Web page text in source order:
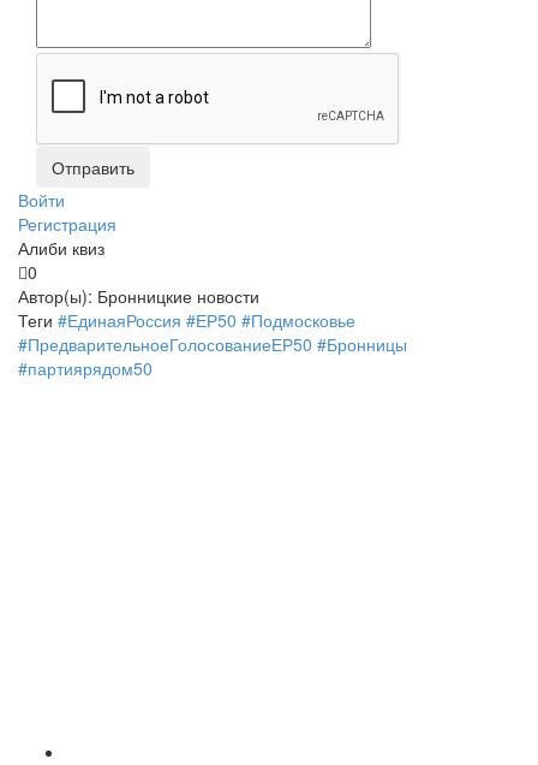
Войти
Регистрация
Алиби квиз
0
Автор(ы): Бронницкие новости
Теги #ЕдинаяРоссия #ЕР50 #Подмосковье
#ПредварительноеГолосованиеЕР50 #Бронницы
#партиярядом50